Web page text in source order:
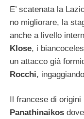
E’ scatenata la
no migliorare, la
anche a livello
Klose, i
un attacco già
Rocchi,
Il francese di origini
Panathinaikos